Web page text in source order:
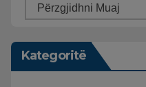
Kategoritë